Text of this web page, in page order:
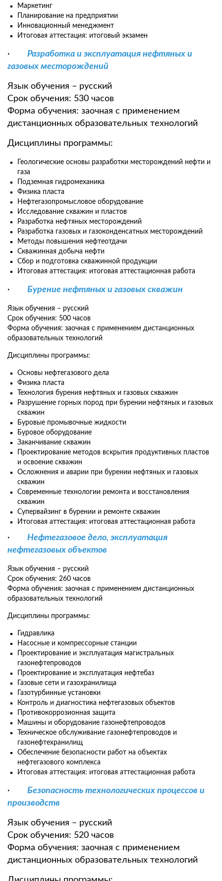
Маркетинг
Планирование на предприятии
Инновационный менеджмент
Итоговая аттестация: итоговый экзамен
· Разработка и эксплуатация нефтяных и
газовых месторождений
Язык обучения – русский
Срок обучения: 530 часов
Форма обучения: заочная с применением
дистанционных образовательных технологий
Дисциплины программы:
Геологические основы разработки месторождений нефти и
газа
Подземная гидромеханика
Физика пласта
Нефтегазопромысловое оборудование
Исследование скважин и пластов
Разработка нефтяных месторождений
Разработка газовых и газоконденсатных месторождений
Методы повышения нефтеотдачи
Скважинная добыча нефти
Сбор и подготовка скважинной продукции
Итоговая аттестация: итоговая аттестационная работа
· Бурение нефтяных и газовых скважин
Язык обучения – русский
Срок обучения: 500 часов
Форма обучения: заочная с применением дистанционных
образовательных технологий
Дисциплины программы:
Основы нефтегазового дела
Физика пласта
Технология бурения нефтяных и газовых скважин
Разрушение горных пород при бурении нефтяных и газовых
скважин
Буровые промывочные жидкости
Буровое оборудование
Заканчивание скважин
Проектирование методов вскрытия продуктивных пластов
и освоение скважин
Осложнения и аварии при бурении нефтяных и газовых
скважин
Современные технологии ремонта и восстановления
скважин
Супервайзинг в бурении и ремонте скважин
Итоговая аттестация: итоговая аттестационная работа
· Нефтегазовое дело, эксплуатация
нефтегазовых объектов
Язык обучения – русский
Срок обучения: 260 часов
Форма обучения: заочная с применением дистанционных
образовательных технологий
Дисциплины программы:
Гидравлика
Насосные и компрессорные станции
Проектирование и эксплуатация магистральных
газонефтепроводов
Проектирование и эксплуатация нефтебаз
Газовые сети и газохранилища
Газотурбинные установки
Контроль и диагностика нефтегазовых объектов
Противокоррозионная защита
Машины и оборудование газонефтепроводов
Техническое обслуживание газонефтепроводов и
газонефтехранилищ
Обеспечение безопасности работ на объектах
нефтегазового комплекса
Итоговая аттестация: итоговая аттестационная работа
· Безопасность технологических процессов и
производств
Язык обучения – русский
Срок обучения: 520 часов
Форма обучения: заочная с применением
дистанционных образовательных технологий